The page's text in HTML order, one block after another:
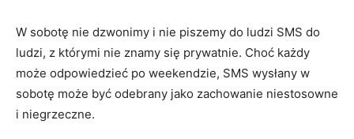
W sobotę nie dzwonimy i nie piszemy do ludzi SMS do
ludzi, z którymi nie znamy się prywatnie. Choć każdy
może odpowiedzieć po weekendzie, SMS wysłany w
sobotę może być odebrany jako zachowanie niestosowne
i niegrzeczne.